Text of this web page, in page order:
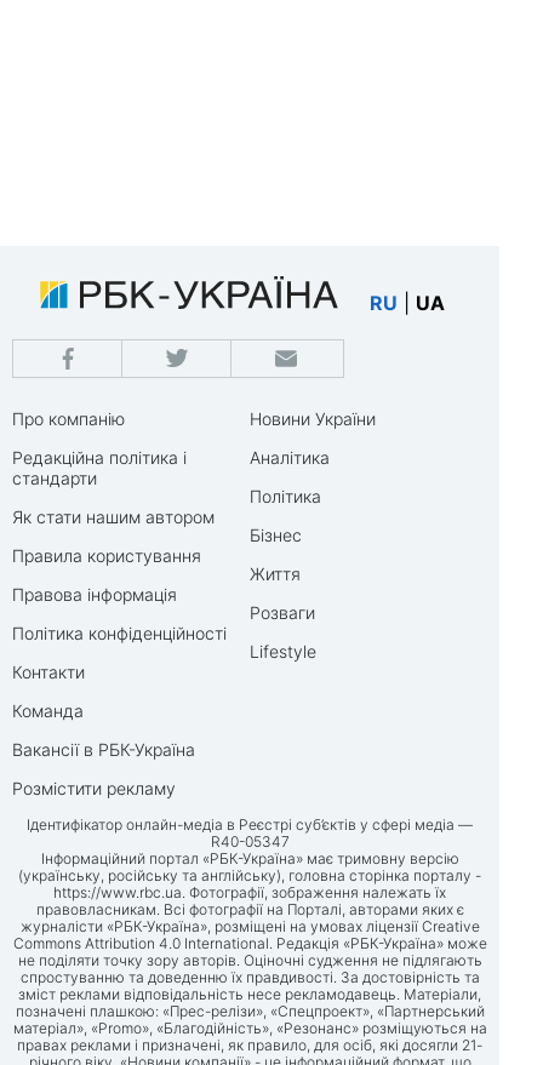
RU UA
Про компанію
Редакційна політика і
стандарти
Як стати нашим автором
Правила користування
Правова інформація
Політика конфіденційності
Контакти
Команда
Вакансії в РБК-Україна
Розмістити рекламу
Новини України
Аналітика
Політика
Бізнес
Життя
Розваги
Lifestyle
Ідентифікатор онлайн-медіа в Реєстрі суб’єктів у сфері медіа —
R40-05347
Інформаційний портал «РБК-Україна» має тримовну версію
(українську, російську та англійську), головна сторінка порталу -
https://www.rbc.ua. Фотографії, зображення належать їх
правовласникам. Всі фотографії на Порталі, авторами яких є
журналісти «РБК-Україна», розміщені на умовах ліцензії Creative
Commons Attribution 4.0 International. Редакція «РБК-Україна» може
не поділяти точку зору авторів. Оціночні судження не підлягають
спростуванню та доведенню їх правдивості. За достовірність та
зміст реклами відповідальність несе рекламодавець. Матеріали,
позначені плашкою: «Прес-релізи», «Спецпроект», «Партнерський
матеріал», «Promo», «Благодійність», «Резонанс» розміщуються на
правах реклами і призначені, як правило, для осіб, які досягли 21-